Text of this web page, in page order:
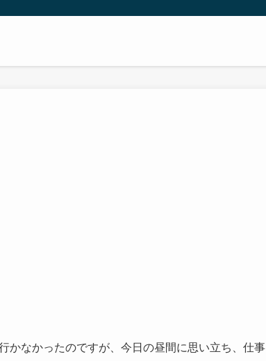
かなかったのですが、今日の昼間に思い立ち、仕事